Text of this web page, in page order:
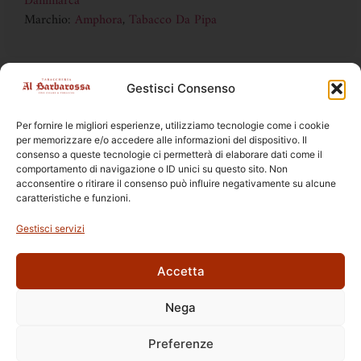
Gestisci Consenso
Per fornire le migliori esperienze, utilizziamo tecnologie come i cookie
per memorizzare e/o accedere alle informazioni del dispositivo. Il
consenso a queste tecnologie ci permetterà di elaborare dati come il
comportamento di navigazione o ID unici su questo sito. Non
acconsentire o ritirare il consenso può influire negativamente su alcune
caratteristiche e funzioni.
Gestisci servizi
Accetta
Nega
Preferenze
Marchio: Amphora, Tabacco Da Pipa
la vendita online è vietata ai sensi della legge 19 DL 6/2016
C.so E. Archinti, 1 - 26900 Lodi
P.Iva 09159210963